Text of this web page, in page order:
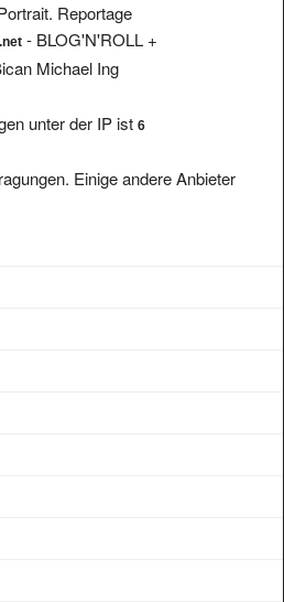
Reportage
- BLOG'N'ROLL +
Michael Ing
unter der IP ist 6
Einige andere Anbieter